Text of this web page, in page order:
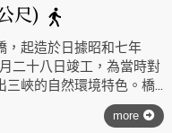
尺)
，起造於日據昭和七年
二十八日竣工，為當時對
三峽的自然環境特色。橋
游方向看，前方鳶山聳
中心。三峽拱橋為日人設
more